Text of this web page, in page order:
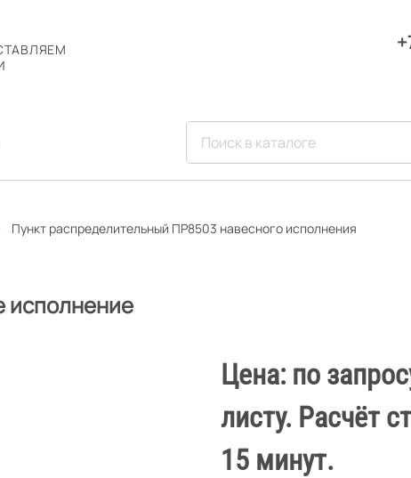
Пункт распределительный ПР8503 навесного исполнения
исполнение
Цена: по
листу. Расчёт
15 минут.